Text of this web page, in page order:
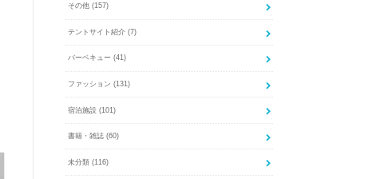
その他 (157)
テントサイト紹介 (7)
バーベキュー (41)
ファッション (131)
宿泊施設 (101)
書籍・雑誌 (60)
未分類 (116)